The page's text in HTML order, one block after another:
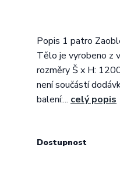
Popis 1 patro
Tělo je vyrobeno z
rozměry Š x H:
není součástí
balení:... celý popis
Dostupnost